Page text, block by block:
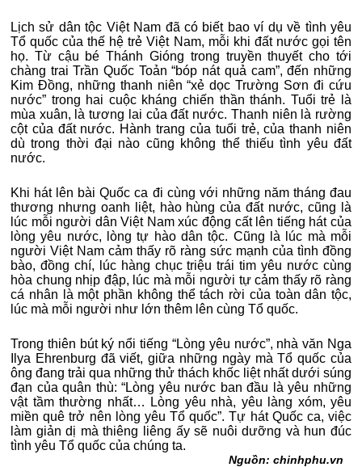
Lịch sử dân tộc Việt Nam đã có biết bao ví dụ về tình yêu
Tổ quốc của thế hệ trẻ Việt Nam, mỗi khi đất nước gọi tên
họ. Từ cậu bé Thánh Gióng trong truyền thuyết cho tới
chàng trai Trần Quốc Toản “bóp nát quả cam”, đến những
Kim Đồng, những thanh niên “xẻ dọc Trường Sơn đi cứu
nước” trong hai cuộc kháng chiến thần thánh. Tuổi trẻ là
mùa xuân, là tương lai của đất nước. Thanh niên là rường
cột của đất nước. Hành trang của tuổi trẻ, của thanh niên
dù trong thời đại nào cũng không thể thiếu tình yêu đất
nước.
Khi hát lên bài Quốc ca đi cùng với những năm tháng đau
thương nhưng oanh liệt, hào hùng của đất nước, cũng là
lúc mỗi người dân Việt Nam xúc động cất lên tiếng hát của
lòng yêu nước, lòng tự hào dân tộc. Cũng là lúc mà mỗi
người Việt Nam cảm thấy rõ ràng sức mạnh của tình đồng
bào, đồng chí, lúc hàng chục triệu trái tim yêu nước cùng
hòa chung nhịp đập, lúc mà mỗi người tự cảm thấy rõ ràng
cá nhân là một phần không thể tách rời của toàn dân tộc,
lúc mà mỗi người như lớn thêm lên cùng Tổ quốc.
Trong thiên bút ký nổi tiếng “Lòng yêu nước”, nhà văn Nga
Ilya Ehrenburg đã viết, giữa những ngày mà Tổ quốc của
ông đang trải qua những thử thách khốc liệt nhất dưới súng
đạn của quân thù: “Lòng yêu nước ban đầu là yêu những
vật tầm thường nhất… Lòng yêu nhà, yêu làng xóm, yêu
miền quê trở nên lòng yêu Tổ quốc”. Tự hát Quốc ca, việc
làm giản dị mà thiêng liêng ấy sẽ nuôi dưỡng và hun đúc
tình yêu Tổ quốc của chúng ta.
Nguồn: chinhphu.vn